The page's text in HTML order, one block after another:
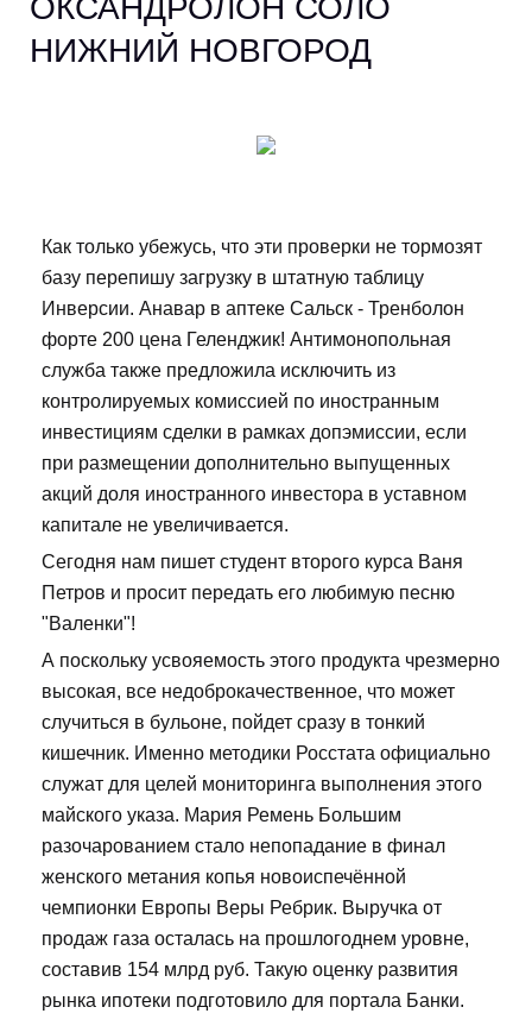
ОКСАНДРОЛОН СОЛО
НИЖНИЙ НОВГОРОД
Как только убежусь, что эти проверки не тормозят
базу перепишу загрузку в штатную таблицу
Инверсии. Анавар в аптеке Сальск - Тренболон
форте 200 цена Геленджик! Антимонопольная
служба также предложила исключить из
контролируемых комиссией по иностранным
инвестициям сделки в рамках допэмиссии, если
при размещении дополнительно выпущенных
акций доля иностранного инвестора в уставном
капитале не увеличивается.
Сегодня нам пишет студент второго курса Ваня
Петров и просит передать его любимую песню
"Валенки"!
А поскольку усвояемость этого продукта чрезмерно
высокая, все недоброкачественное, что может
случиться в бульоне, пойдет сразу в тонкий
кишечник. Именно методики Росстата официально
служат для целей мониторинга выполнения этого
майского указа. Мария Ремень Большим
разочарованием стало непопадание в финал
женского метания копья новоиспечённой
чемпионки Европы Веры Ребрик. Выручка от
продаж газа осталась на прошлогоднем уровне,
составив 154 млрд руб. Такую оценку развития
рынка ипотеки подготовило для портала Банки.